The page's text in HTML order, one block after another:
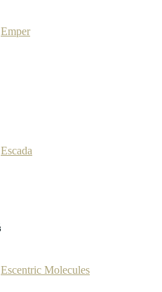
Emper
Escada
Escentric Molecules